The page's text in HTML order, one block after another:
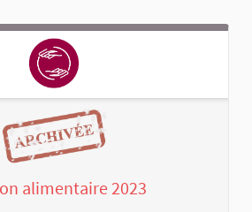
alimentaire 2023